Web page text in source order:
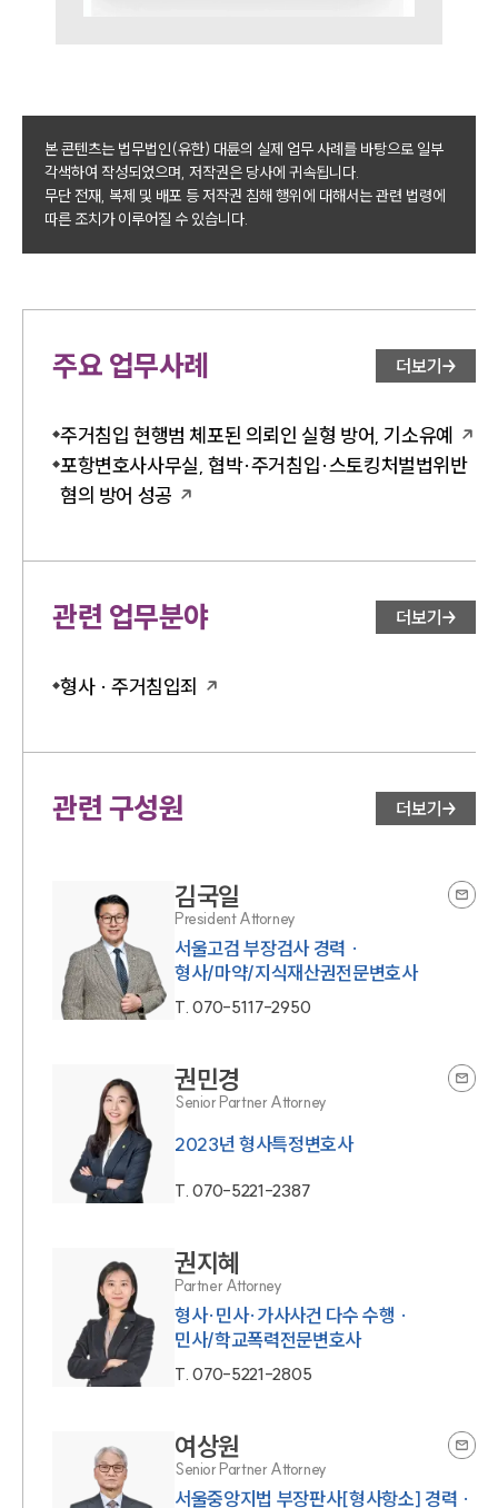
본 콘텐츠는 법무법인(유한) 대륜의 실제 업무 사례를 바탕으로 일부
각색하여 작성되었으며, 저작권은 당사에 귀속됩니다.
무단 전재, 복제 및 배포 등 저작권 침해 행위에 대해서는 관련 법령에
따른 조치가 이루어질 수 있습니다.
주요 업무사례 더보기
주거침입 현행범 체포된 의뢰인 실형 방어, 기소유예
포항변호사사무실, 협박·주거침입·스토킹처벌법위반
혐의 방어 성공
관련 업무분야 더보기
형사 · 주거침입죄
관련 구성원 더보기
김국일
President Attorney
서울고검 부장검사 경력 ·
형사/마약/지식재산권전문변호사
T.070-5117-2950
권민경
Senior Partner Attorney
2023년 형사특정변호사
T.070-5221-2387
권지혜
Partner Attorney
형사·민사·가사사건 다수 수행 ·
민사/학교폭력전문변호사
T.070-5221-2805
여상원
Senior Partner Attorney
서울중앙지법 부장판사[형사항소] 경력 ·